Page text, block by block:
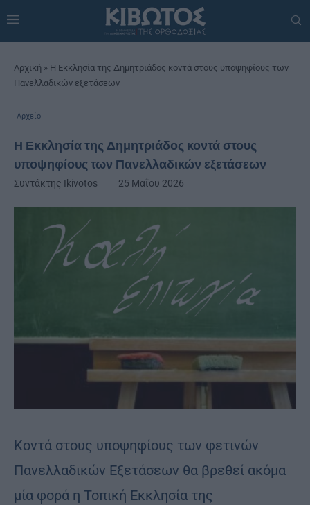
Αρχική » Η Εκκλησία της Δημητριάδος κοντά στους υποψηφίους των
Πανελλαδικών εξετάσεων
Αρχείο
Η Εκκλησία της Δημητριάδος κοντά στους
υποψηφίους των Πανελλαδικών εξετάσεων
Συντάκτης Ikivotos 25 Μαΐου 2026
Κοντά στους υποψηφίους των φετινών
Πανελλαδικών Εξετάσεων θα βρεθεί ακόμα
μία φορά η Τοπική Εκκλησία της